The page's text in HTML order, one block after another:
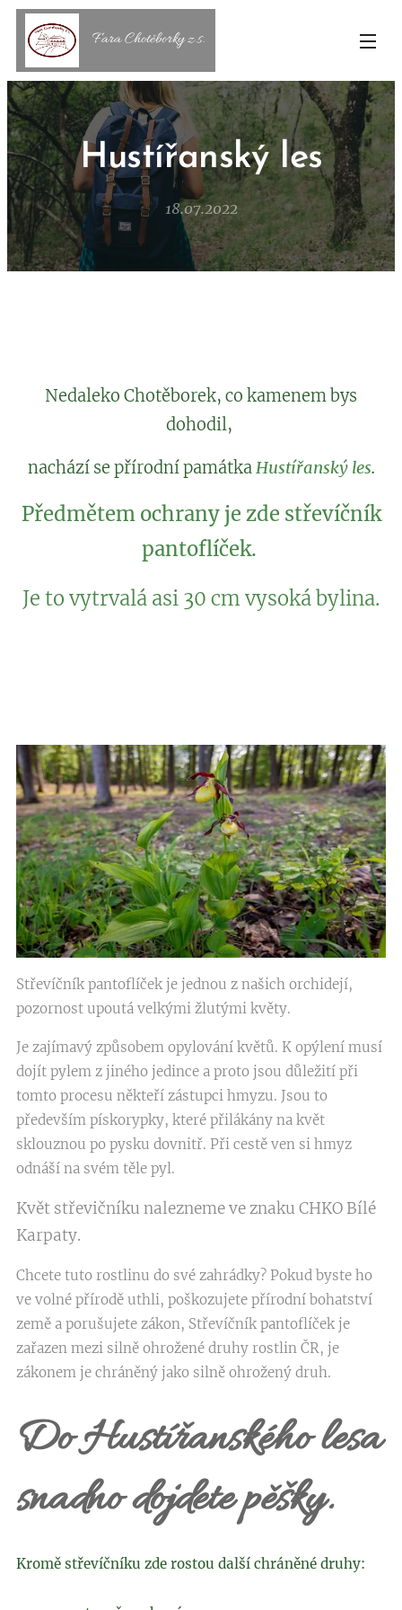
Fara Chotěborky z.s.
Hustířanský les
18.07.2022
Nedaleko Chotěborek, co kamenem bys
dohodil,
nachází se přírodní památkaHustířanský les.
Předmětem ochrany je zde střevíčník
pantoflíček.
Je to vytrvalá asi 30 cm vysoká bylina.
Střevíčník pantoflíček je jednou z našich orchidejí,
pozornost upoutá velkými žlutými květy.
Je zajímavý způsobem opylování květů. K opýlení musí
dojít pylem z jiného jedince a proto jsou důležití při
tomto procesu někteří zástupci hmyzu. Jsou to
především pískorypky, které přilákány na květ
sklouznou po pysku dovnitř. Při cestě ven si hmyz
odnáší na svém těle pyl.
Květ střevičníku nalezneme ve znaku CHKO Bílé
Karpaty.
Chcete tuto rostlinu do své zahrádky? Pokud byste ho
ve volné přírodě uthli, poškozujete přírodní bohatství
země a porušujete zákon, Střevíčník pantoflíček je
zařazen mezi silně ohrožené druhy rostlin ČR, je
zákonem je chráněný jako silně ohrožený druh.
Do Hustířanského lesa
snadno dojdete pěšky.
Kromě střevíčníku zde rostou další chráněné druhy: